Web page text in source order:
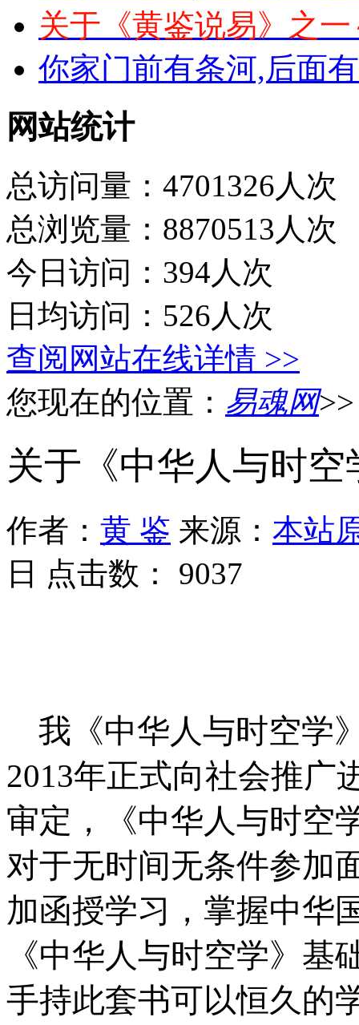
关于《黄鉴说易》之
你家门前有条河,后面
网站统计
总访问量：4701326人次
总浏览量：8870513人次
今日访问：394人次
日均访问：526人次
查阅网站在线详情 >>
您现在的位置： 易魂网
关于《中华人与时
作者： 黄 鉴 来源： 本站
日 点击数： 9037
我《中华人与时空学
2013年正式向社会推广
审定，《中华人与时空
对于无时间无条件参加
加函授学习，掌握中华
《中华人与时空学》
手持此套书可以恒久的